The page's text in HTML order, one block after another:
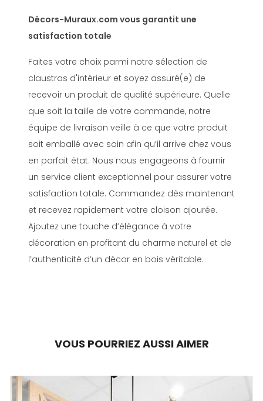
Décors-Muraux.com vous garantit une
satisfaction totale
Faites votre choix parmi notre sélection de
claustras d'intérieur et soyez assuré(e) de
recevoir un produit de qualité supérieure. Quelle
que soit la taille de votre commande, notre
équipe de livraison veille à ce que votre produit
soit emballé avec soin afin qu’il arrive chez vous
en parfait état. Nous nous engageons à fournir
un service client exceptionnel pour assurer votre
satisfaction totale. Commandez dès maintenant
et recevez rapidement votre cloison ajourée.
Ajoutez une touche d’élégance à votre
décoration en profitant du charme naturel et de
l’authenticité d’un décor en bois véritable.
VOUS POURRIEZ AUSSI AIMER